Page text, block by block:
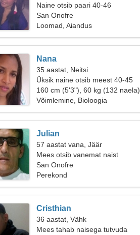
Naine otsib paari 40-46
San Onofre
Loomad, Aiandus
Nana
35 aastat, Neitsi
Üksik naine otsib meest 40-45
160 cm (5'3"), 60 kg (132 naela)
Võimlemine, Bioloogia
Julian
57 aastat vana, Jäär
Mees otsib vanemat naist
San Onofre
Perekond
Cristhian
36 aastat, Vähk
Mees tahab naisega tutvuda